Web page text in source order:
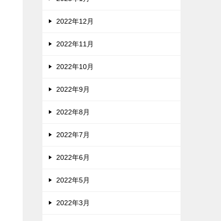
2022年12月
2022年11月
2022年10月
2022年9月
2022年8月
2022年7月
2022年6月
2022年5月
2022年3月